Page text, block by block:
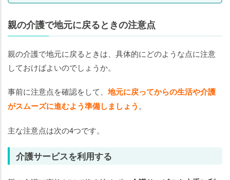
親の介護で地元に戻るときの注意点
親の介護で地元に戻るときは、具体的にどのような点に注意
しておけばよいのでしょうか。
事前に注意点を確認をして、地元に戻ってからの生活や介護
がスムーズに進むよう準備しましょう 。
主な注意点は次の4つです。
介護サービスを利用する